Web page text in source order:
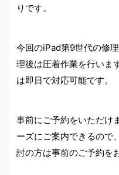
りです。
今回のiPad第9世代の修
理後は圧着作業を行いま
は即日で対応可能です。
事前にご予約をいただけ
ーズにご案内できるので
討の方は事前のご予約を